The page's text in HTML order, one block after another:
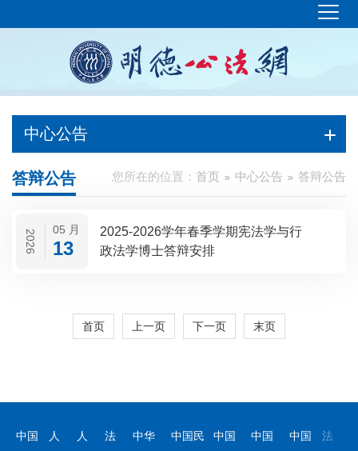
中心公告
您所在的位置： 首页 中心公告 答辩公告
答辩公告
2026 05 月
13
2025-2026学年春季学期宪法学与行
政法学博士答辩安排
首页 上一页 下一页 末页
中国 人 人 法 中华 中国民 中国 中国 中国 法